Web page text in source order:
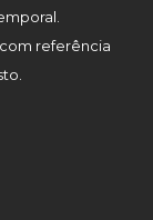
referência